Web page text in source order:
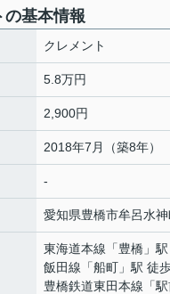
の基本情報
クレメント
5.8万円
2,900円
2018年7月（築8年）
-
愛知県豊橋市牟呂水
東海道本線 「豊橋 」
飯田線 「船町 」駅 徒
豊橋鉄道東田本線 「